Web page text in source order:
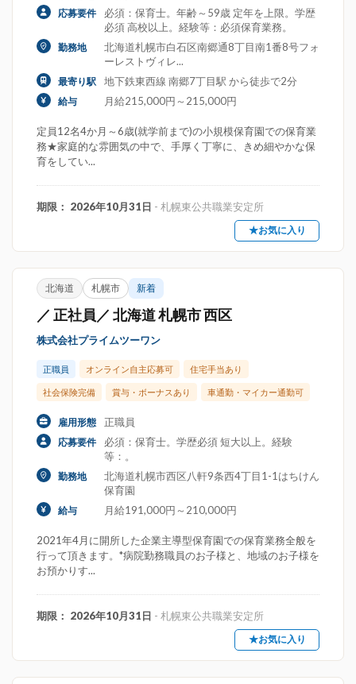
応募要件
必須：保育士。年齢～59歳 定年を上限。学歴
必須 高校以上。経験等：必須保育業務。
勤務地
北海道札幌市白石区南郷通8丁目南1番8号フォ
ーレストヴィレ...
最寄り駅 地下鉄東西線 南郷7丁目駅 から徒歩で2分
給与 月給215,000円～215,000円
定員12名4か月～6歳(就学前まで)の小規模保育園での保育業
務★家庭的な雰囲気の中で、手厚く丁寧に、きめ細やかな保
育をしてい...
期限： 2026年10月31日 - 札幌東公共職業安定所
★お気に入り
北海道 札幌市 新着
／ 正社員／ 北海道 札幌市 西区
株式会社プライムツーワン
正職員 オンライン自主応募可 住宅手当あり
社会保険完備 賞与・ボーナスあり 車通勤・マイカー通勤可
雇用形態 正職員
応募要件
必須：保育士。学歴必須 短大以上。経験
等：。
勤務地
北海道札幌市西区八軒9条西4丁目1-1はちけん
保育園
給与 月給191,000円～210,000円
2021年4月に開所した企業主導型保育園での保育業務全般を
行って頂きます。*病院勤務職員のお子様と、地域のお子様を
お預かりす...
期限： 2026年10月31日 - 札幌東公共職業安定所
★お気に入り